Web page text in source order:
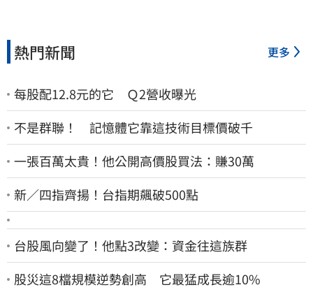
熱門新聞 更多
每股配12.8元的它 Ｑ2營收曝光
不是群聯！ 記憶體它靠這技術目標價破千
一張百萬太貴！他公開高價股買法：賺30萬
新／四指齊揚！台指期飆破500點
台股風向變了！他點3改變：資金往這族群
股災這8檔規模逆勢創高 它最猛成長逾10%